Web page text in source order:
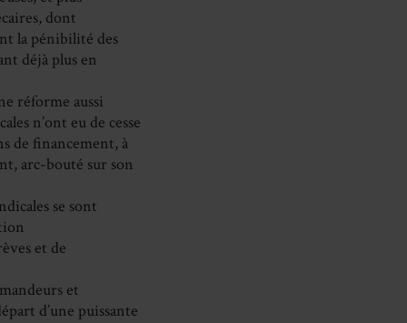
dont
la pénibilité des
déjà plus en
réforme aussi
n’ont eu de cesse
de financement, à
arc-bouté sur son
se sont
et de
et
d’une puissante